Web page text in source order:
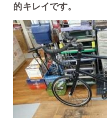
的キレイです。